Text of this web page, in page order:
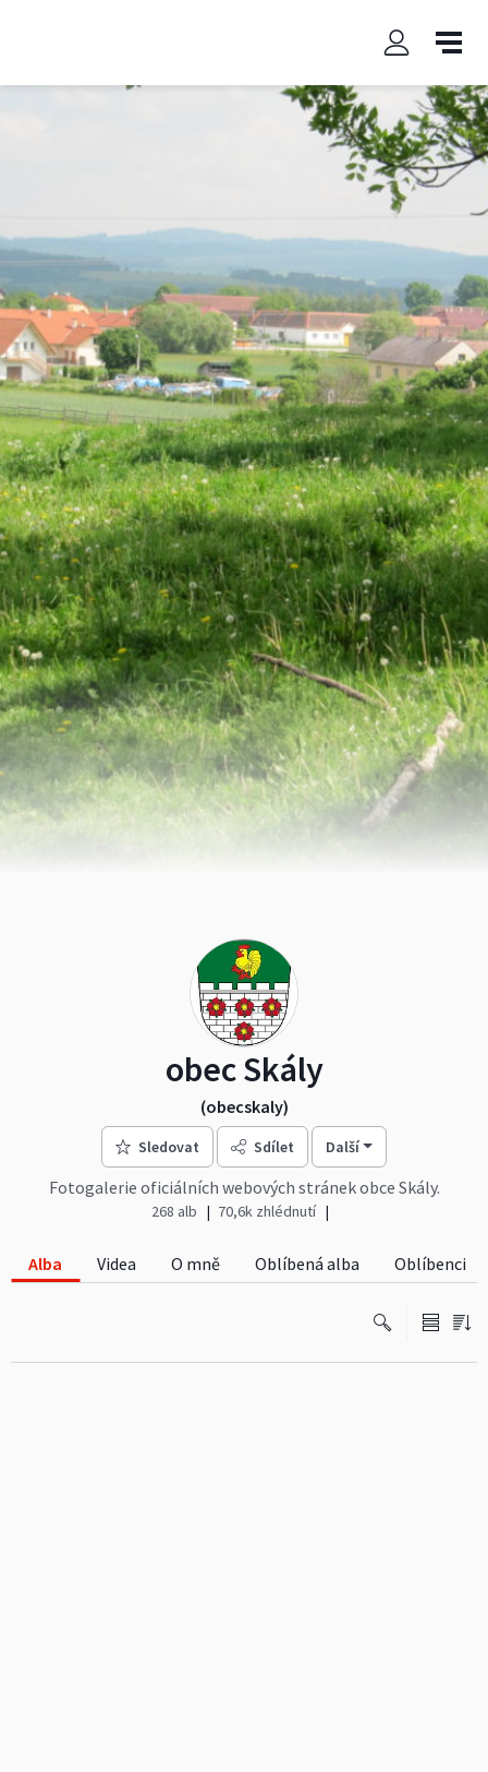
obec Skály
(obecskaly)
Sledovat Sdílet Další
Fotogalerie oficiálních webových stránek obce Skály.
268 alb 70,6k zhlédnutí
Alba Videa O mně Oblíbená alba Oblíbenci